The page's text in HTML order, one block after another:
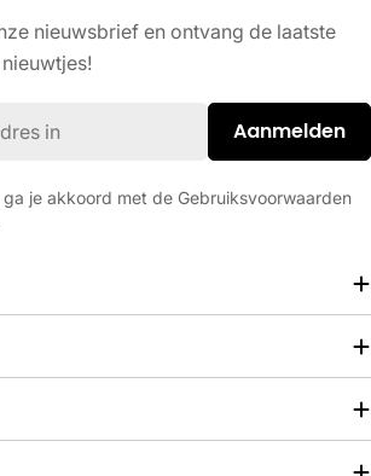
nieuwsbrief en ontvang de laatste
Aanmelden
je akkoord met de Gebruiksvoorwaarden